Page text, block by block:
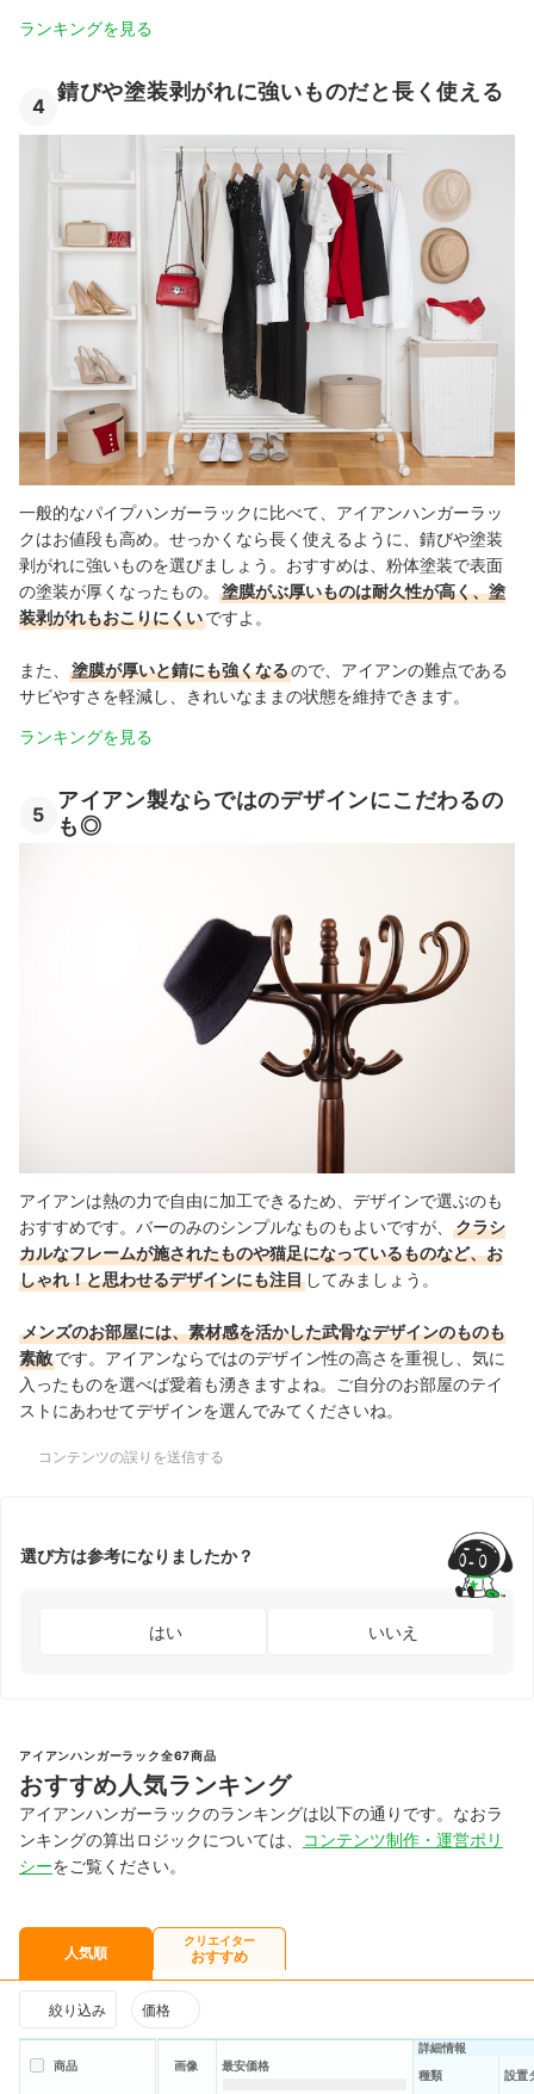
ランキングを見る
4
錆びや塗装剥がれに強いものだと長く使える
一般的なパイプハンガーラックに比べて、アイアンハンガーラッ
クはお値段も高め。せっかくなら長く使えるように、錆びや塗装
剥がれに強いものを選びましょう。おすすめは、粉体塗装で表面
の塗装が厚くなったもの。
塗膜がぶ厚いものは耐久性が高く、塗
装剥がれもおこりにくいですよ。
また、 塗膜が厚いと錆にも強くなるので、アイアンの難点である
サビやすさを軽減し、きれいなままの状態を維持できます。
ランキングを見る
5
アイアン製ならではのデザインにこだわるの
も◎
アイアンは熱の力で自由に加工できるため、デザインで選ぶのも
おすすめです。バーのみのシンプルなものもよいですが、
クラシ
カルなフレームが施されたものや猫足になっているものなど、お
しゃれ！と思わせるデザインにも注目 してみましょう。
メンズのお部屋には、素材感を活かした武骨なデザインのものも
素敵です。アイアンならではのデザイン性の高さを重視し、気に
入ったものを選べば愛着も湧きますよね。ご自分のお部屋のテイ
ストにあわせてデザインを選んでみてくださいね。
コンテンツの誤りを送信する
選び方は参考になりましたか？
はい いいえ
アイアンハンガーラック全67商品
おすすめ人気ランキング
アイアンハンガーラックのランキングは以下の通りです。なおラ
ンキングの算出ロジックについては、
コンテンツ制作・運営ポリ
シーをご覧ください。
人気順
クリエイター
おすすめ
絞り込み 価格
商品 画像 最安価格
詳細情報
種類
設置